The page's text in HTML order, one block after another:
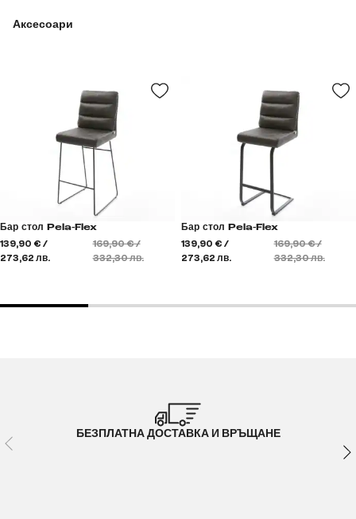
Аксесоари
Бар стол Pela-Flex
139,90 € /
273,62 лв.
169,90 € /
332,30 лв.
Бар стол Pela-Flex
139,90 € /
273,62 лв.
169,90 € /
332,30 лв.
БЕЗПЛАТНА ДОСТАВКА И ВРЪЩАНЕ